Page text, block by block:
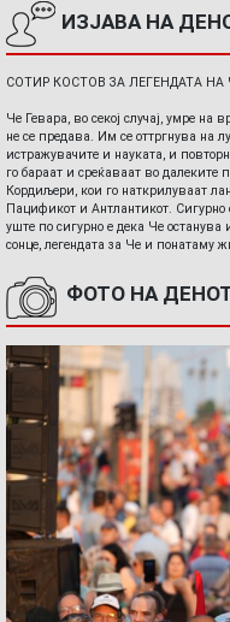
ИЗЈАВА НА
СОТИР КОСТОВ ЗА ЛЕГЕНДАТА НА
Че Гевара, во секој случај, умре на
не се предава. Им се оттргнува на
истражувачите и науката, и
го бараат и среќаваат во
Кордиљери, кои го наткрилуваат
Пацификот и Антлантикот. Сигурно
уште по сигурно е дека Че
сонце, легендата за Че и понатаму
ФОТО НА